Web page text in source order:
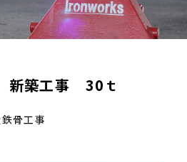
築工事 30ｔ
骨工事